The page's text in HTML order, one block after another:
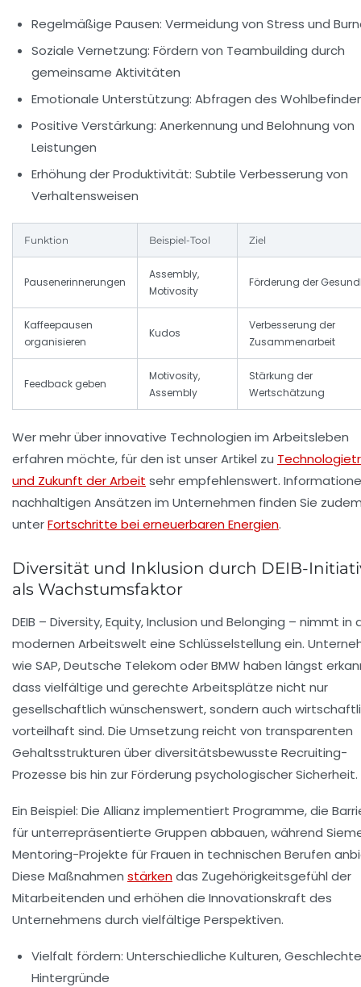
Regelmäßige Pausen: Vermeidung von Stress und
Soziale Vernetzung: Fördern von Teambuilding durch
gemeinsame Aktivitäten
Emotionale Unterstützung: Abfragen des
Positive Verstärkung: Anerkennung und Belohnung von
Leistungen
Erhöhung der Produktivität: Subtile Verbesserung von
Verhaltensweisen
Funktion Beispiel-Tool Ziel
Pausenerinnerungen
Assembly,
Motivosity
Förderung der
Kaffeepausen
organisieren
Kudos
Verbesserung der
Zusammenarbeit
Feedback geben
Motivosity,
Assembly
Stärkung der
Wertschätzung
Wer mehr über innovative Technologien im Arbeitsleben
erfahren möchte, für den ist unser Artikel zu
und Zukunft der Arbeit sehr empfehlenswert.
nachhaltigen Ansätzen im Unternehmen finden Sie
unterFortschritte bei erneuerbaren Energien.
Diversität und Inklusion durch DEIB-
als Wachstumsfaktor
DEIB – Diversity, Equity, Inclusion und Belonging – nimmt in
modernen Arbeitswelt eine Schlüsselstellung ein.
wie SAP, Deutsche Telekom oder BMW haben längst
dass vielfältige und gerechte Arbeitsplätze nicht nur
gesellschaftlich wünschenswert, sondern auch
vorteilhaft sind. Die Umsetzung reicht von transparenten
Gehaltsstrukturen über diversitätsbewusste Recruiting-
Prozesse bis hin zur Förderung psychologischer Sicherheit.
Ein Beispiel: Die Allianz implementiert Programme, die
für unterrepräsentierte Gruppen abbauen, während
Mentoring-Projekte für Frauen in technischen Berufen
Diese Maßnahmen stärkendas Zugehörigkeitsgefühl der
Mitarbeitenden und erhöhen die Innovationskraft des
Unternehmens durch vielfältige Perspektiven.
Vielfalt fördern: Unterschiedliche Kulturen,
Hintergründe